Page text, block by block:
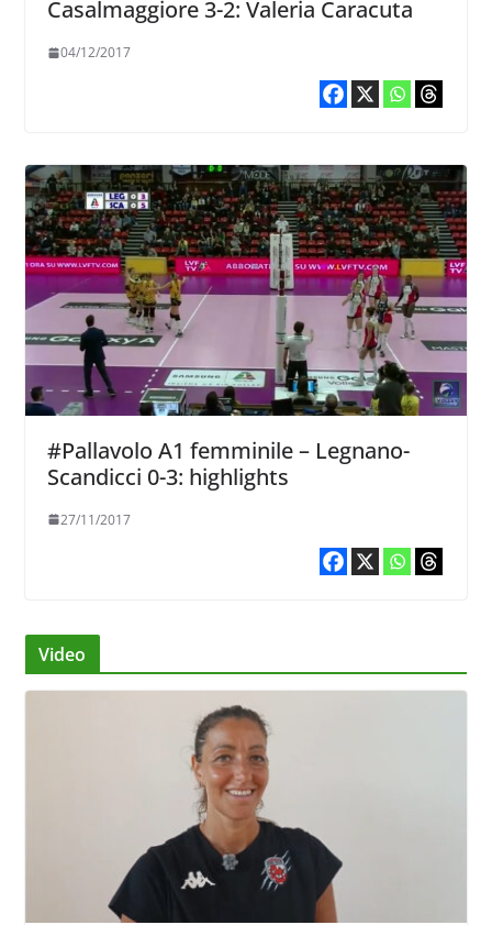
Casalmaggiore 3-2: Valeria Caracuta
04/12/2017
#Pallavolo A1 femminile – Legnano-
Scandicci 0-3: highlights
27/11/2017
Video